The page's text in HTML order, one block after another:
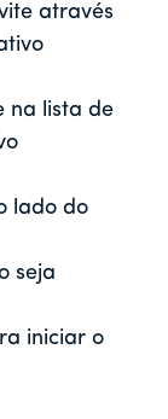
através
na lista de
lado do
seja
iniciar o